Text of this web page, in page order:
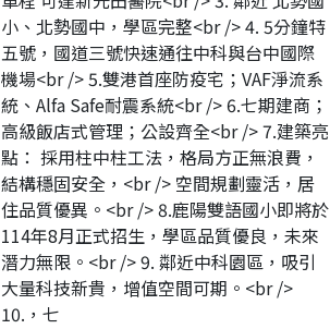
小、北勢國中，學區完整<br /> 4. 5分鐘特
五號，國道三號快速通往中科與台中國際
機場<br /> 5.雙港首座防疫宅；VAF淨流系
統、Alfa Safe耐震系統<br /> 6.七期建商；
高級飯店式管理；公設齊全<br /> 7.建築亮
點： 採用柱中柱工法，格局方正無浪費，
結構穩固安全，<br /> 空間規劃靈活，居
住品質優異。<br /> 8.鹿陽雙語國小即將於
114年8月正式招生，學區品質優良，未來
潛力無限。<br /> 9. 鄰近中科園區，吸引
大量科技新貴，增值空間可期。<br />
10.，七